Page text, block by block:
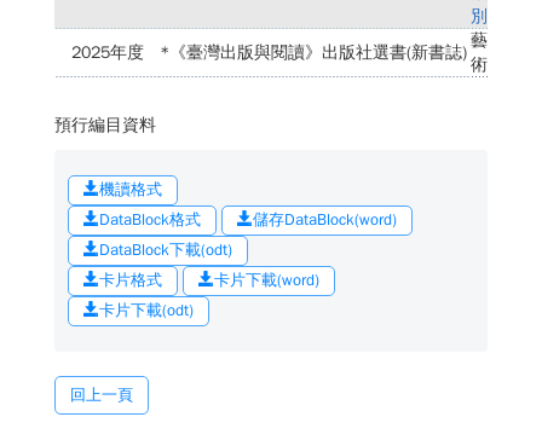
別
2025年度
*《臺灣出版與閱讀》出版社選書(新書誌)
藝
術
預行編目資料
機讀格式
DataBlock格式
儲存DataBlock(word)
DataBlock下載(odt)
卡片格式
卡片下載(word)
卡片下載(odt)
回上一頁